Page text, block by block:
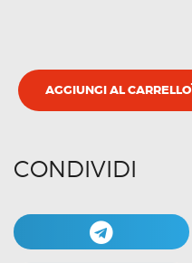
AGGIUNGI AL CARRELLO
CONDIVIDI